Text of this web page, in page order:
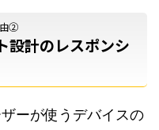
由②
設計のレスポンシ
ーが使うデバイスの